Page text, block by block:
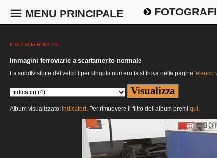
MENU PRINCIPALE
F O T O G R A F I E
Immagini ferroviarie a scartamento normale
La suddivisione dei veicoli per singolo numero la si trova nella pagina 'elenco
Album visualizzato: Indicatori. Per rimuovere il filtro dell'album premi qui.